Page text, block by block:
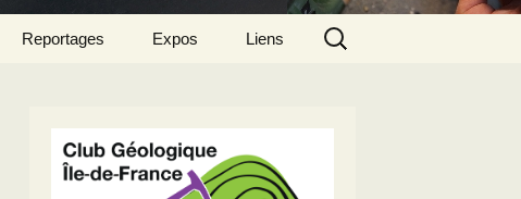
Reportages Expos Liens
Rechercher :